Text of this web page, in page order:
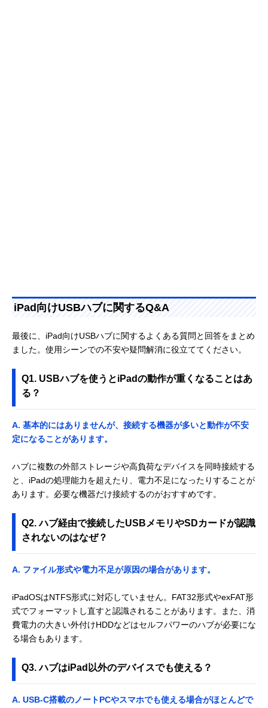
iPad向けUSBハブに関するQ&A
最後に、iPad向けUSBハブに関するよくある質問と回答をまとめ
ました。使用シーンでの不安や疑問解消に役立ててください。
Q1. USBハブを使うとiPadの動作が重くなることはあ
る？
A. 基本的にはありませんが、接続する機器が多いと動作が不安
定になることがあります。
ハブに複数の外部ストレージや高負荷なデバイスを同時接続する
と、iPadの処理能力を超えたり、電力不足になったりすることが
あります。必要な機器だけ接続するのがおすすめです。
Q2. ハブ経由で接続したUSBメモリやSDカードが認識
されないのはなぜ？
A. ファイル形式や電力不足が原因の場合があります。
iPadOSはNTFS形式に対応していません。FAT32形式やexFAT形
式でフォーマットし直すと認識されることがあります。また、消
費電力の大きい外付けHDDなどはセルフパワーのハブが必要にな
る場合もあります。
Q3. ハブはiPad以外のデバイスでも使える？
A. USB-C搭載のノートPCやスマホでも使える場合がほとんどで